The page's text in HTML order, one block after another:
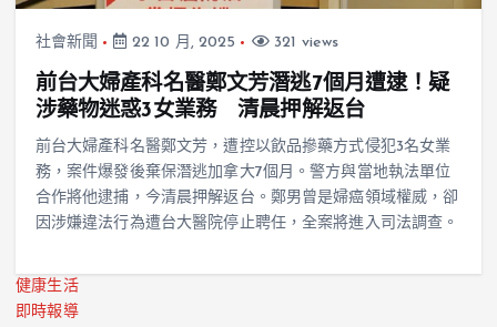
社會新聞 22 10 月, 2025 321 views
前台大婦產科名醫鄭文芳潛逃7個月遭逮！疑
涉藥物迷惑3女業務 清晨押解返台
前台大婦產科名醫鄭文芳，遭控以飲品摻藥方式侵犯3名女業
務，案件爆發後棄保潛逃加拿大7個月。警方與當地執法單位
合作將他逮捕，今清晨押解返台。鄭男曾是婦癌領域權威，卻
因涉嫌違法行為遭台大醫院停止聘任，全案將進入司法調查。
健康生活
即時報導